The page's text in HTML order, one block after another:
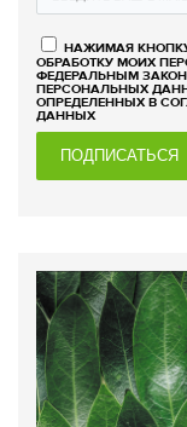
НАЖИМАЯ
ОБРАБОТКУ МОИХ
ФЕДЕРАЛЬНЫМ
ПЕРСОНАЛЬНЫХ
ОПРЕДЕЛЕННЫХ В
ДАННЫХ
ПОДПИСАТЬСЯ